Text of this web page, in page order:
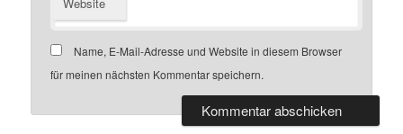
Name, E-Mail-Adresse und Website in diesem Browser
für meinen nächsten Kommentar speichern.